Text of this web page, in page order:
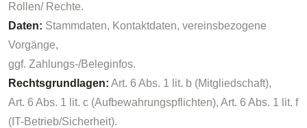
Rollen/ Rechte.
Daten: Stammdaten, Kontaktdaten, vereinsbezogene
Vorgänge,
ggf. Zahlungs-/Beleginfos.
Rechtsgrundlagen: Art. 6 Abs. 1 lit. b (Mitgliedschaft),
Art. 6 Abs. 1 lit. c (Aufbewahrungspflichten), Art. 6 Abs. 1 lit. f
(IT-Betrieb/Sicherheit).